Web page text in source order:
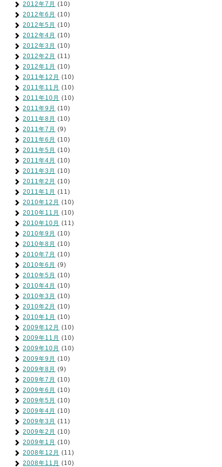
2012年7月 (10)
2012年6月 (10)
2012年5月 (10)
2012年4月 (10)
2012年3月 (10)
2012年2月 (11)
2012年1月 (10)
2011年12月 (10)
2011年11月 (10)
2011年10月 (10)
2011年9月 (10)
2011年8月 (10)
2011年7月 (9)
2011年6月 (10)
2011年5月 (10)
2011年4月 (10)
2011年3月 (10)
2011年2月 (10)
2011年1月 (11)
2010年12月 (10)
2010年11月 (10)
2010年10月 (11)
2010年9月 (10)
2010年8月 (10)
2010年7月 (10)
2010年6月 (9)
2010年5月 (10)
2010年4月 (10)
2010年3月 (10)
2010年2月 (10)
2010年1月 (10)
2009年12月 (10)
2009年11月 (10)
2009年10月 (10)
2009年9月 (10)
2009年8月 (9)
2009年7月 (10)
2009年6月 (10)
2009年5月 (10)
2009年4月 (10)
2009年3月 (11)
2009年2月 (10)
2009年1月 (10)
2008年12月 (11)
2008年11月 (10)